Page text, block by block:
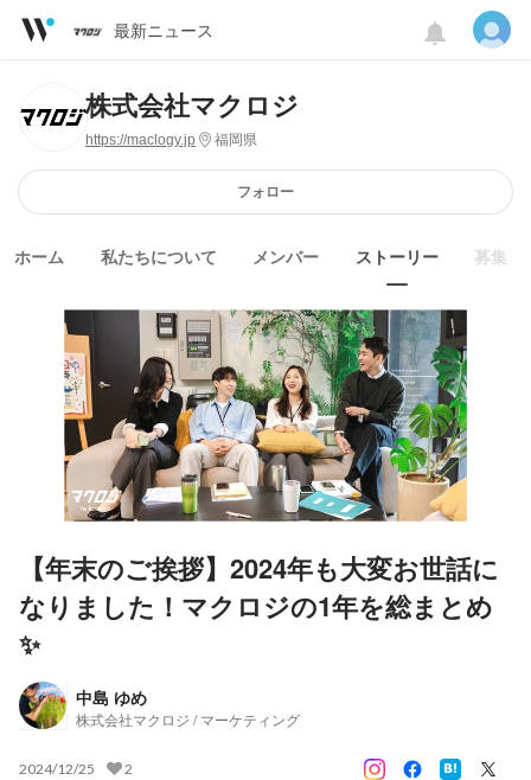
最新ニュース
株式会社マクロジ
https://maclogy.jp 福岡県
フォロー
ホーム 私たちについて メンバー ストーリー 募集
【年末のご挨拶】2024年も大変お世話に
なりました！マクロジの1年を総まとめ
✨
中島 ゆめ
株式会社マクロジ / マーケティング
2024/12/25 2